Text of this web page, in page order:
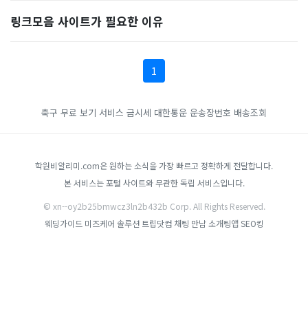
링크모음 사이트가 필요한 이유
1
축구 무료 보기 서비스 금시세 대한통운 운송장번호 배송조회
학원비알리미.com은 원하는 소식을 가장 빠르고 정확하게 전달합니다.
본 서비스는 포털 사이트와 무관한 독립 서비스입니다.
© xn--oy2b25bmwcz3ln2b432b Corp. All Rights Reserved.
웨딩가이드 미즈케어 솔루션 트립닷컴 채팅 만남 소개팅앱 SEO킹